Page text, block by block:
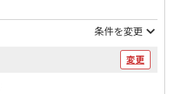
条件を変更
変更